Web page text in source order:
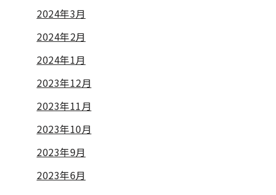
2024年3月
2024年2月
2024年1月
2023年12月
2023年11月
2023年10月
2023年9月
2023年6月